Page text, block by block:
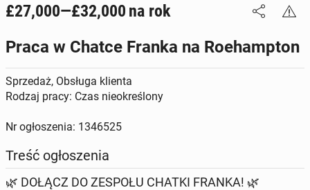
£27,000—£32,000 na rok
Praca w Chatce Franka na Roehampton
Sprzedaż, Obsługa klienta
Rodzaj pracy: Czas nieokreślony
Nr ogłoszenia: 1346525
Treść ogłoszenia
🌿 DOŁĄCZ DO ZESPOŁU CHATKI FRANKA! 🌿